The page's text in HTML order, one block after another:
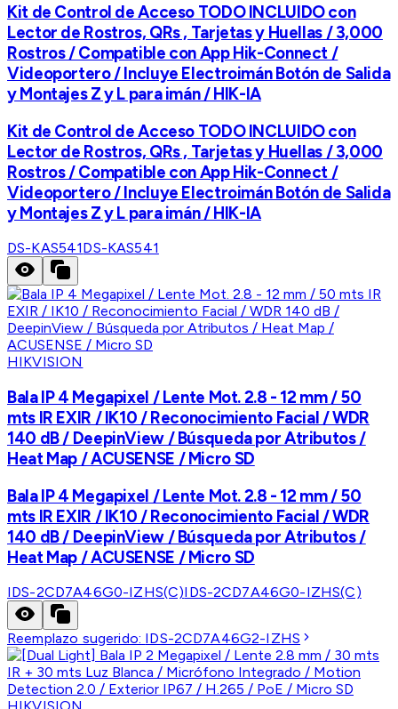
Kit de Control de Acceso TODO INCLUIDO con
Lector de Rostros, QRs , Tarjetas y Huellas / 3,000
Rostros / Compatible con App Hik-Connect /
Videoportero / Incluye Electroimán Botón de Salida
y Montajes Z y L para imán / HIK-IA
Kit de Control de Acceso TODO INCLUIDO con
Lector de Rostros, QRs , Tarjetas y Huellas / 3,000
Rostros / Compatible con App Hik-Connect /
Videoportero / Incluye Electroimán Botón de Salida
y Montajes Z y L para imán / HIK-IA
DS-KAS541DS-KAS541
HIKVISION
Bala IP 4 Megapixel / Lente Mot. 2.8 - 12 mm / 50
mts IR EXIR / IK10 / Reconocimiento Facial / WDR
140 dB / DeepinView / Búsqueda por Atributos /
Heat Map / ACUSENSE / Micro SD
Bala IP 4 Megapixel / Lente Mot. 2.8 - 12 mm / 50
mts IR EXIR / IK10 / Reconocimiento Facial / WDR
140 dB / DeepinView / Búsqueda por Atributos /
Heat Map / ACUSENSE / Micro SD
IDS-2CD7A46G0-IZHS(C)IDS-2CD7A46G0-IZHS(C)
Reemplazo sugerido: IDS-2CD7A46G2-IZHS